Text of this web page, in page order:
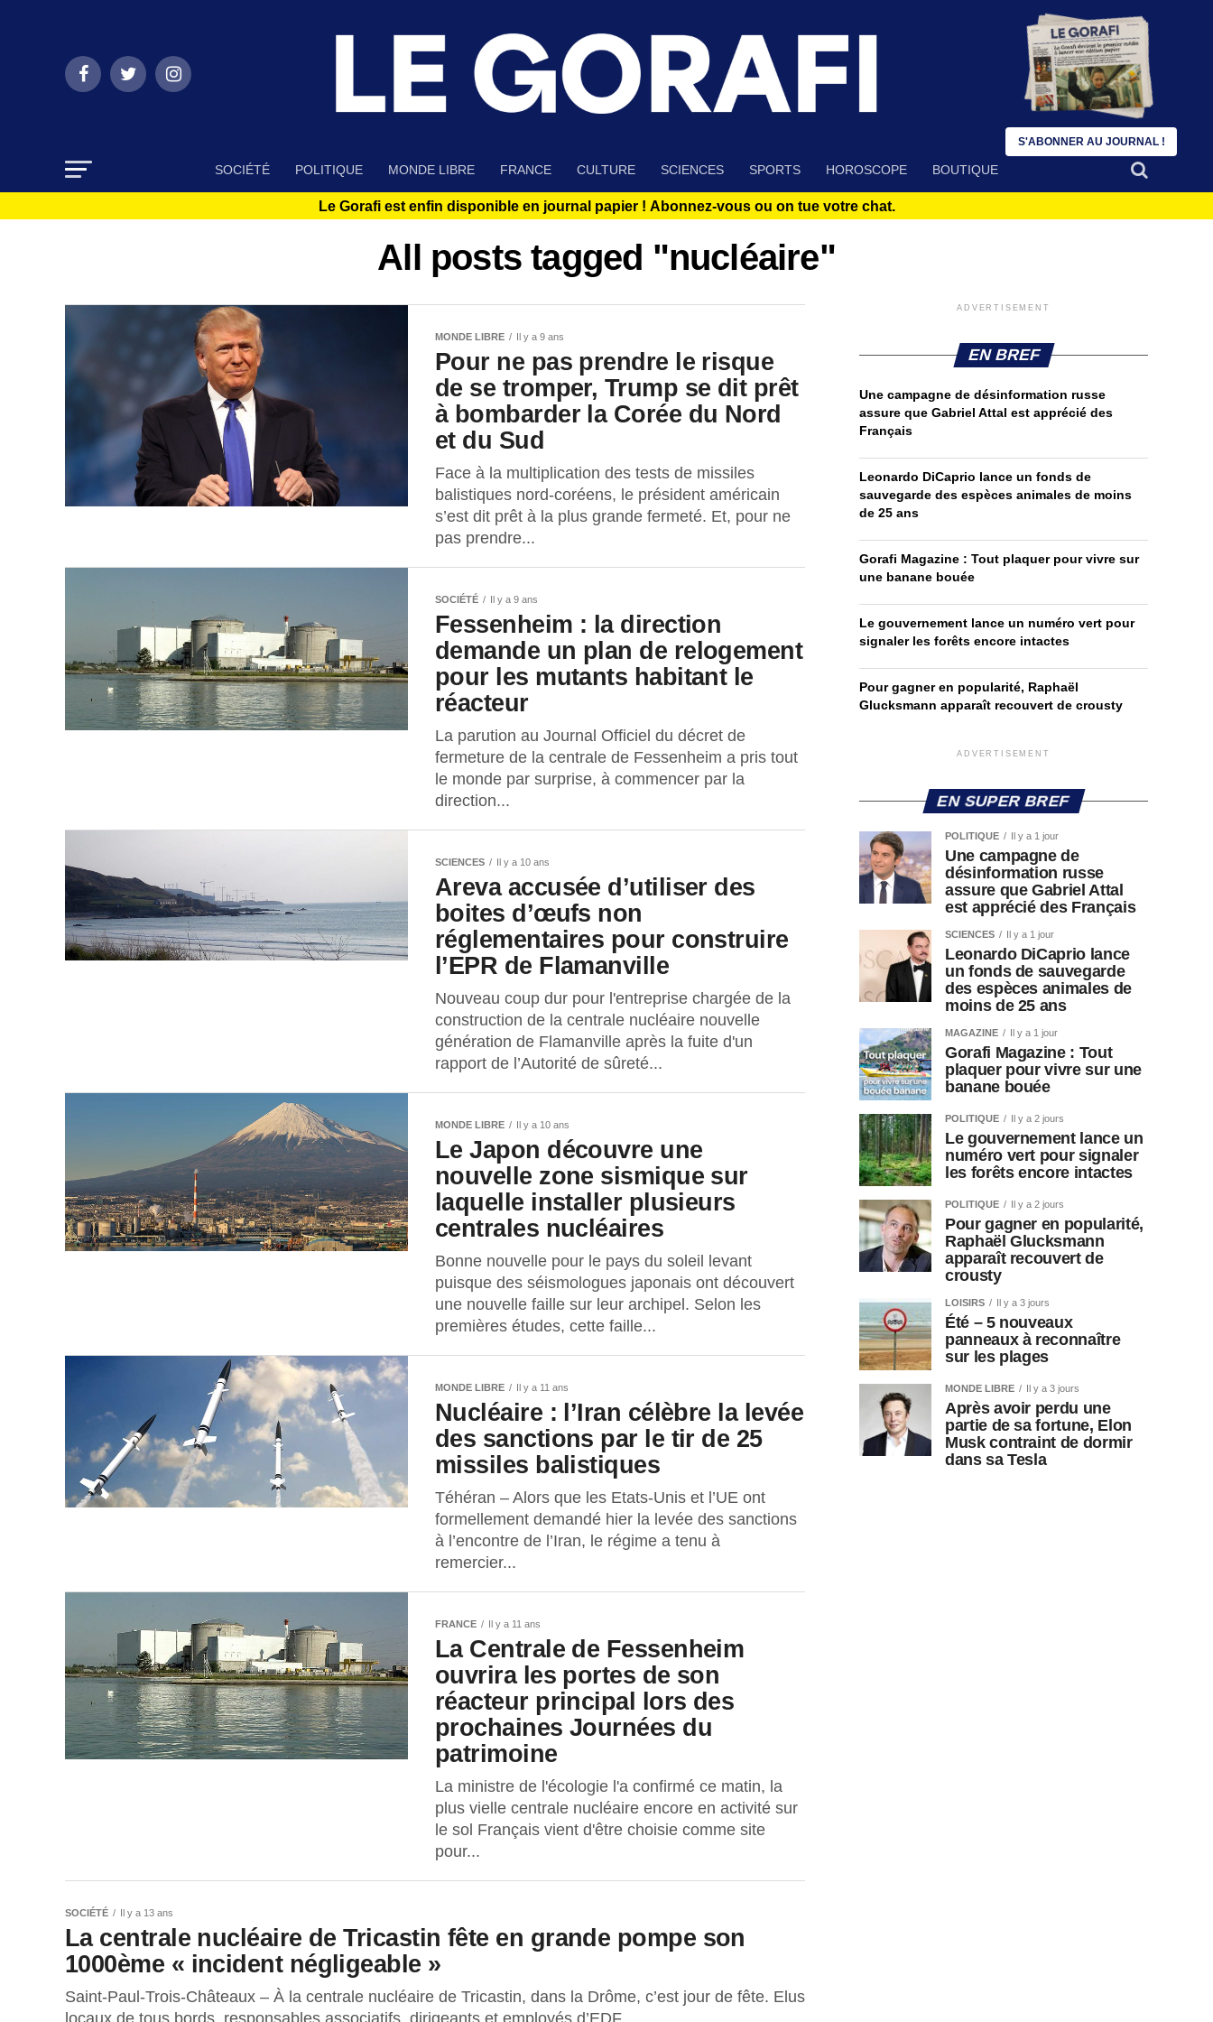
SOCIÉTÉ POLITIQUE MONDE LIBRE FRANCE CULTURE SCIENCES SPORTS HOROSCOPE BOUTIQUE
Le Gorafi est enfin disponible en journal papier ! Abonnez-vous ou on tue votre chat.
All posts tagged "nucléaire"
MONDE LIBRE Il y a 9 ans
Pour ne pas prendre le risque
de se tromper, Trump se dit prêt
à bombarder la Corée du Nord
et du Sud
Face à la multiplication des tests de missiles
balistiques nord-coréens, le président américain
s’est dit prêt à la plus grande fermeté. Et, pour ne
pas prendre...
SOCIÉTÉ Il y a 9 ans
Fessenheim : la direction
demande un plan de relogement
pour les mutants habitant le
réacteur
La parution au Journal Officiel du décret de
fermeture de la centrale de Fessenheim a pris tout
le monde par surprise, à commencer par la
direction...
SCIENCES Il y a 10 ans
Areva accusée d’utiliser des
boites d’œufs non
réglementaires pour construire
l’EPR de Flamanville
Nouveau coup dur pour l'entreprise chargée de la
construction de la centrale nucléaire nouvelle
génération de Flamanville après la fuite d'un
rapport de l’Autorité de sûreté...
MONDE LIBRE Il y a 10 ans
Le Japon découvre une
nouvelle zone sismique sur
laquelle installer plusieurs
centrales nucléaires
Bonne nouvelle pour le pays du soleil levant
puisque des séismologues japonais ont découvert
une nouvelle faille sur leur archipel. Selon les
premières études, cette faille...
MONDE LIBRE Il y a 11 ans
Nucléaire : l’Iran célèbre la levée
des sanctions par le tir de 25
missiles balistiques
Téhéran – Alors que les Etats-Unis et l’UE ont
formellement demandé hier la levée des sanctions
à l’encontre de l’Iran, le régime a tenu à
remercier...
FRANCE Il y a 11 ans
La Centrale de Fessenheim
ouvrira les portes de son
réacteur principal lors des
prochaines Journées du
patrimoine
La ministre de l'écologie l'a confirmé ce matin, la
plus vielle centrale nucléaire encore en activité sur
le sol Français vient d'être choisie comme site
pour...
SOCIÉTÉ Il y a 13 ans
La centrale nucléaire de Tricastin fête en grande pompe son
1000ème « incident négligeable »
Saint-Paul-Trois-Châteaux – À la centrale nucléaire de Tricastin, dans la Drôme, c’est jour de fête. Elus
ADVERTISEMENT
EN BREF
Une campagne de désinformation russe
assure que Gabriel Attal est apprécié des
Français
Leonardo DiCaprio lance un fonds de
sauvegarde des espèces animales de moins
de 25 ans
Gorafi Magazine : Tout plaquer pour vivre sur
une banane bouée
Le gouvernement lance un numéro vert pour
signaler les forêts encore intactes
Pour gagner en popularité, Raphaël
Glucksmann apparaît recouvert de crousty
ADVERTISEMENT
EN SUPER BREF
POLITIQUE Il y a 1 jour
Une campagne de
désinformation russe
assure que Gabriel Attal
est apprécié des Français
SCIENCES Il y a 1 jour
Leonardo DiCaprio lance
un fonds de sauvegarde
des espèces animales de
moins de 25 ans
MAGAZINE Il y a 1 jour
Gorafi Magazine : Tout
plaquer pour vivre sur une
banane bouée
POLITIQUE Il y a 2 jours
Le gouvernement lance un
numéro vert pour signaler
les forêts encore intactes
POLITIQUE Il y a 2 jours
Pour gagner en popularité,
Raphaël Glucksmann
apparaît recouvert de
crousty
LOISIRS Il y a 3 jours
Été – 5 nouveaux
panneaux à reconnaître
sur les plages
MONDE LIBRE Il y a 3 jours
Après avoir perdu une
partie de sa fortune, Elon
Musk contraint de dormir
dans sa Tesla
S'ABONNER AU JOURNAL !